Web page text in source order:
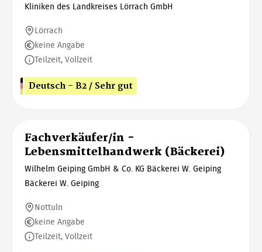
Kliniken des Landkreises Lörrach GmbH
Lörrach
keine Angabe
Teilzeit, Vollzeit
Deutsch - B2 / Sehr gut
Fachverkäufer/in -
Lebensmittelhandwerk (Bäckerei)
Wilhelm Geiping GmbH & Co. KG Bäckerei W. Geiping
Bäckerei W. Geiping
Nottuln
keine Angabe
Teilzeit, Vollzeit